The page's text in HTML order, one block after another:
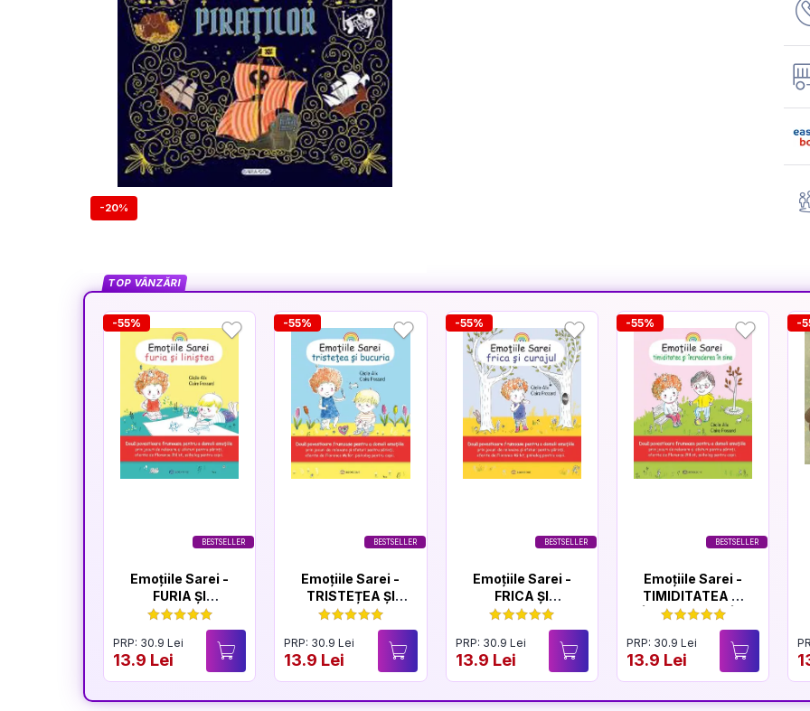
-20%
TOP VÂNZĂRI
BESTSELLER
-55%
Emoțiile Sarei -
FURIA ȘI
LINIȘTEA
PRP: 30.9 Lei
13.9 Lei
BESTSELLER
-55%
Emoțiile Sarei -
TRISTEȚEA ȘI
BUCURIA
PRP: 30.9 Lei
13.9 Lei
BESTSELLER
-55%
Emoțiile Sarei -
FRICA ȘI
CURAJUL
PRP: 30.9 Lei
13.9 Lei
BESTSELLER
-55%
Emoțiile Sarei -
TIMIDITATEA ȘI
ÎNCREDEREA ÎN
PRP: 30.9 Lei
13.9 Lei
-